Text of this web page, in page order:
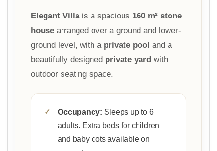
Elegant Villais a spacious 160 m² stone
house arranged over a ground and lower-
ground level, with a private pool and a
beautifully designed private yard with
outdoor seating space.
✓ Occupancy: Sleeps up to 6
adults. Extra beds for children
and baby cots available on